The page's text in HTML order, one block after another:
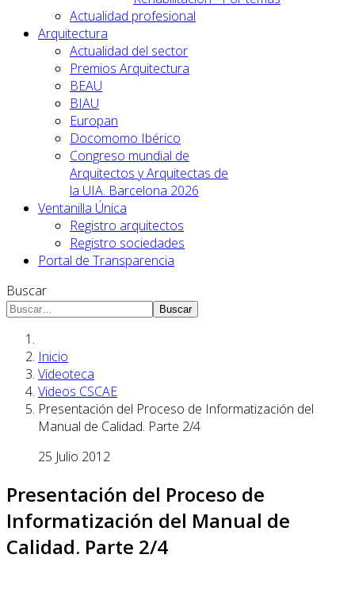
Actualidad profesional
Arquitectura
Actualidad del sector
Premios Arquitectura
BEAU
BIAU
Europan
Docomomo Ibérico
Congreso mundial de
Arquitectos y Arquitectas de
la UIA. Barcelona 2026
Ventanilla Única
Registro arquitectos
Registro sociedades
Portal de Transparencia
Buscar
Buscar
Inicio
Videoteca
Videos CSCAE
Presentación del Proceso de Informatización del
Manual de Calidad. Parte 2/4
25 Julio 2012
Presentación del Proceso de
Informatización del Manual de
Calidad. Parte 2/4